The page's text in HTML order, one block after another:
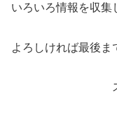
いろいろ情報を収集
よろしければ最後ま